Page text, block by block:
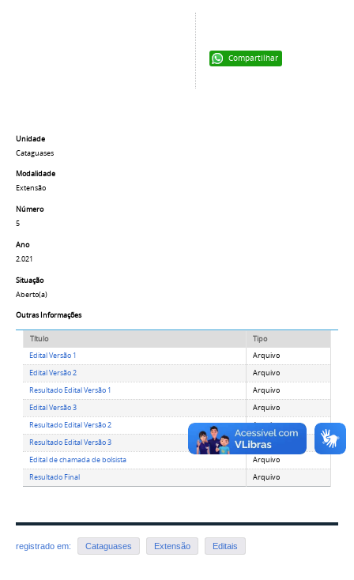
Compartilhar
Unidade
Cataguases
Modalidade
Extensão
Número
5
Ano
2.021
Situação
Aberto(a)
Outras Informações
Título
Tipo
Edital Versão 1
Arquivo
Edital Versão 2
Arquivo
Resultado Edital Versão 1
Arquivo
Edital Versão 3
Arquivo
Resultado Edital Versão 2
Arquivo
Resultado Edital Versão 3
Arquivo
Edital de chamada de bolsista
Arquivo
Resultado Final
Arquivo
registrado em: Cataguases Extensão Editais